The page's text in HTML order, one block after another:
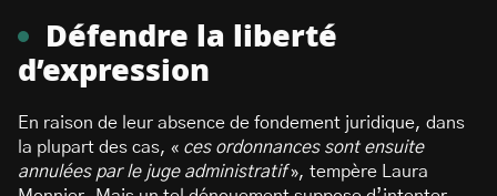
Défendre la liberté
d’expression
En raison de leur absence de fondement juridique, dans
la plupart des cas, « ces ordonnances sont ensuite
annulées par le juge administratif», tempère Laura